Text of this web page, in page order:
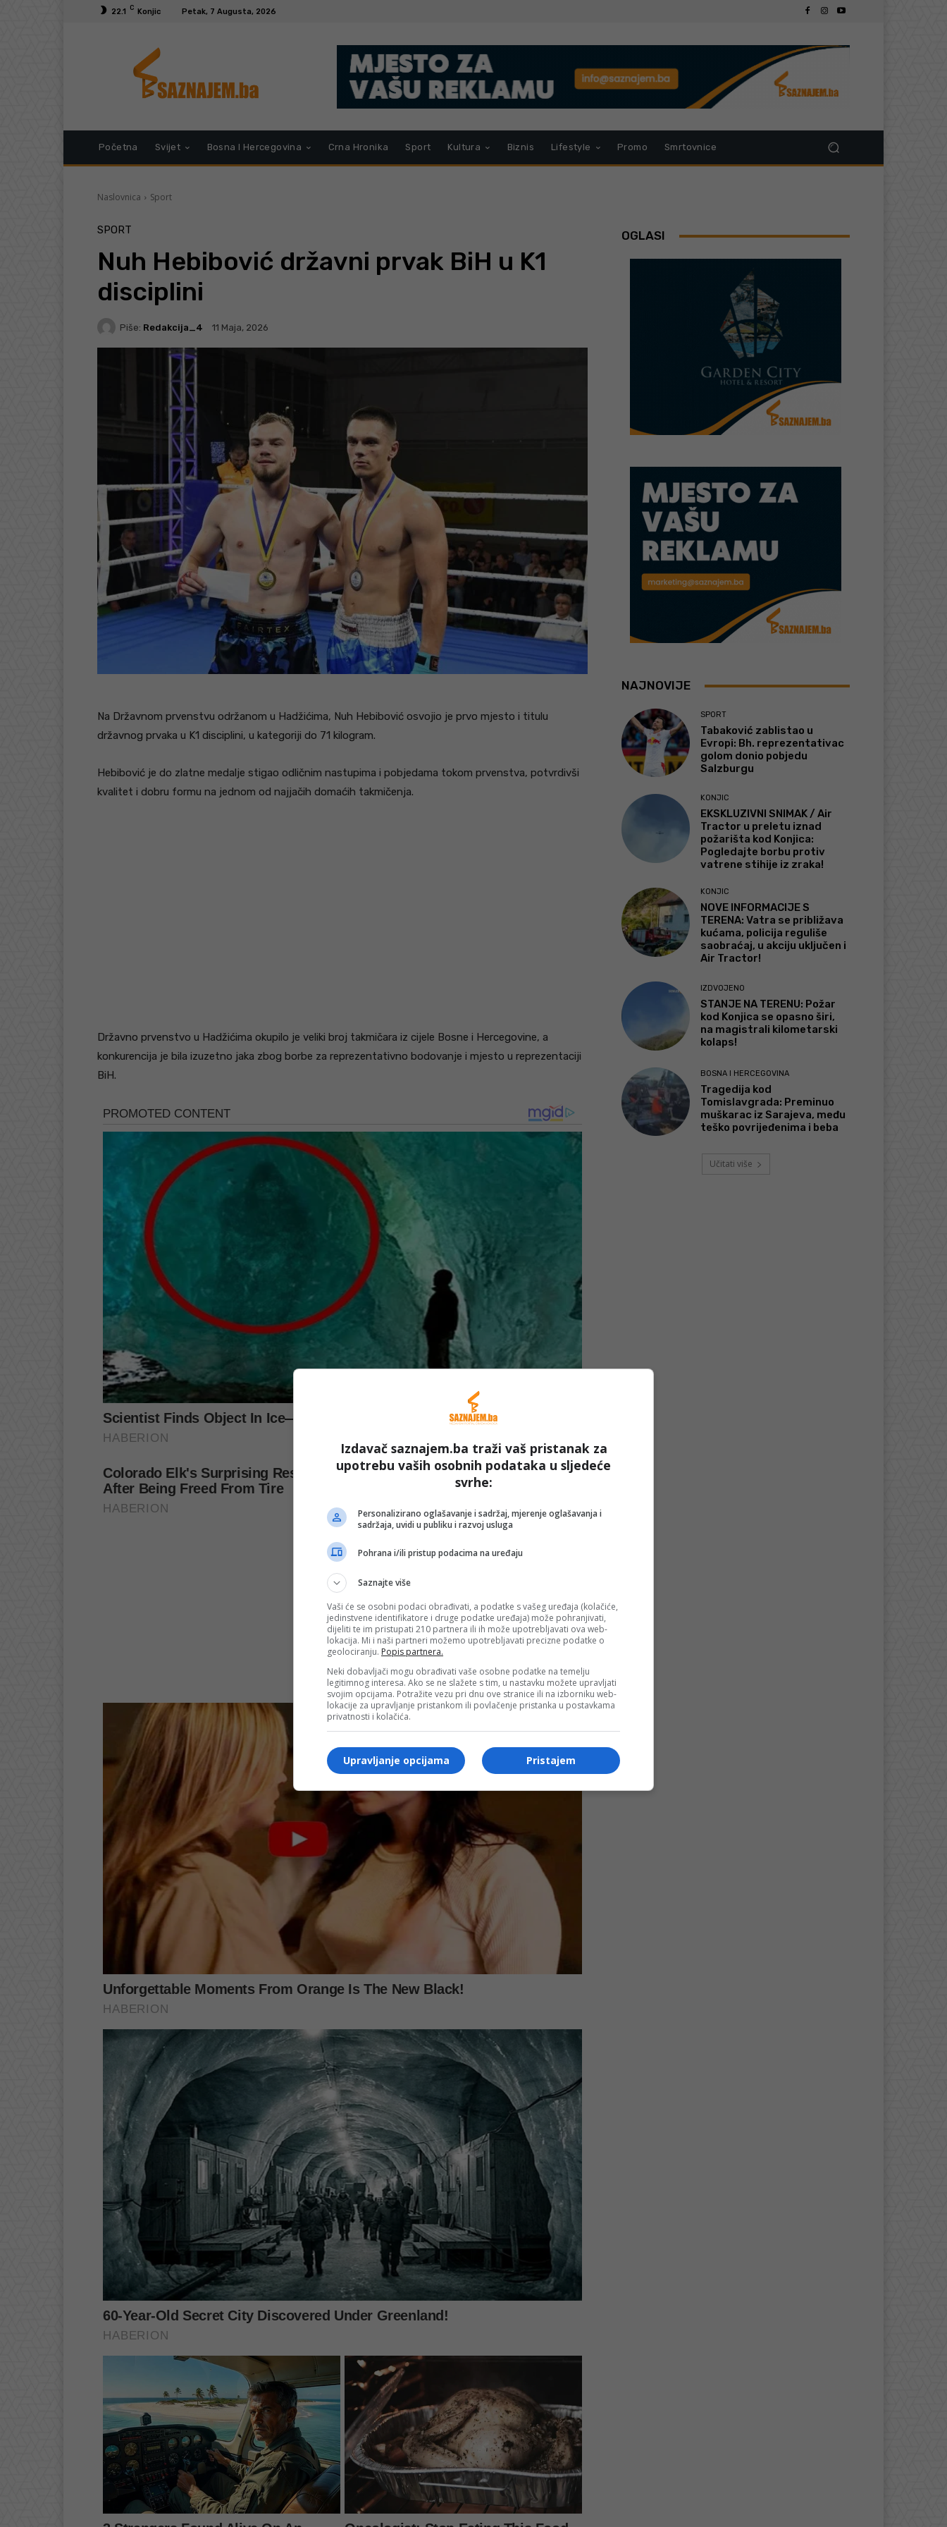
22.1 C Konjic Petak, 7 Augusta, 2026
Početna Svijet Bosna I Hercegovina Crna Hronika Sport Kultura Biznis Lifestyle Promo Smrtovnice
Naslovnica Sport
SPORT
Nuh Hebibović državni prvak BiH u K1
disciplini
Piše: Redakcija_4 11 Maja, 2026
Na Državnom prvenstvu održanom u Hadžićima, Nuh Hebibović osvojio je prvo mjesto i titulu
državnog prvaka u K1 disciplini, u kategoriji do 71 kilogram.
Hebibović je do zlatne medalje stigao odličnim nastupima i pobjedama tokom prvenstva, potvrdivši
kvalitet i dobru formu na jednom od najjačih domaćih takmičenja.
Državno prvenstvo u Hadžićima okupilo je veliki broj takmičara iz cijele Bosne i Hercegovine, a
konkurencija je bila izuzetno jaka zbog borbe za reprezentativno bodovanje i mjesto u reprezentaciji
BiH.
OGLASI
NAJNOVIJE
SPORT
Tabaković zablistao u
Evropi: Bh. reprezentativac
golom donio pobjedu
Salzburgu
KONJIC
EKSKLUZIVNI SNIMAK / Air
Tractor u preletu iznad
požarišta kod Konjica:
Pogledajte borbu protiv
vatrene stihije iz zraka!
KONJIC
NOVE INFORMACIJE S
TERENA: Vatra se približava
kućama, policija reguliše
saobraćaj, u akciju uključen i
Air Tractor!
IZDVOJENO
STANJE NA TERENU: Požar
kod Konjica se opasno širi,
na magistrali kilometarski
kolaps!
BOSNA I HERCEGOVINA
Tragedija kod
Tomislavgrada: Preminuo
muškarac iz Sarajeva, među
teško povrijeđenima i beba
Učitati više
Izdavač saznajem.ba traži vaš pristanak za
upotrebu vaših osobnih podataka u sljedeće
svrhe:
Personalizirano oglašavanje i sadržaj, mjerenje oglašavanja i
sadržaja, uvidi u publiku i razvoj usluga
Pohrana i/ili pristup podacima na uređaju
Saznajte više
Vaši će se osobni podaci obrađivati, a podatke s vašeg uređaja (kolačiće,
jedinstvene identifikatore i druge podatke uređaja) može pohranjivati,
dijeliti te im pristupati 210 partnera ili ih može upotrebljavati ova web-
lokacija. Mi i naši partneri možemo upotrebljavati precizne podatke o
geolociranju. Popis partnera.
Neki dobavljači mogu obrađivati vaše osobne podatke na temelju
legitimnog interesa. Ako se ne slažete s tim, u nastavku možete upravljati
svojim opcijama. Potražite vezu pri dnu ove stranice ili na izborniku web-
lokacije za upravljanje pristankom ili povlačenje pristanka u postavkama
privatnosti i kolačića.
Pristajem
Upravljanje opcijama